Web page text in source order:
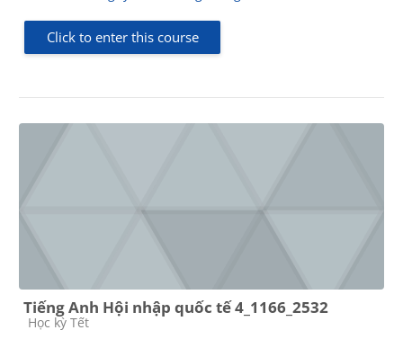
Click to enter this course
Tiếng Anh Hội nhập quốc tế 4_1166_2532
Course category
Học kỳ Tết